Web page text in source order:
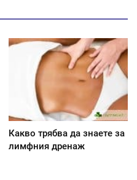
Какво трябва да знаете за
лимфния дренаж